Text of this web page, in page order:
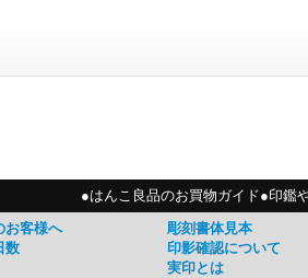
●はんこ良品のお買物ガイド●印鑑
お客様へ
数
彫刻書体見本
印影確認について
実印とは